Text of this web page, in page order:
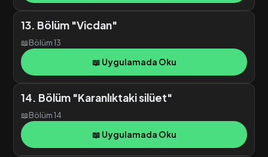
13. Bölüm "Vicdan"
📖Bölüm 13
📖 Uygulamada Oku
14. Bölüm "Karanlıktaki silüet"
📖Bölüm 14
📖 Uygulamada Oku